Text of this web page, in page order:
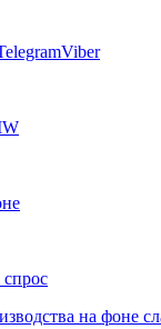
Viber
на фоне